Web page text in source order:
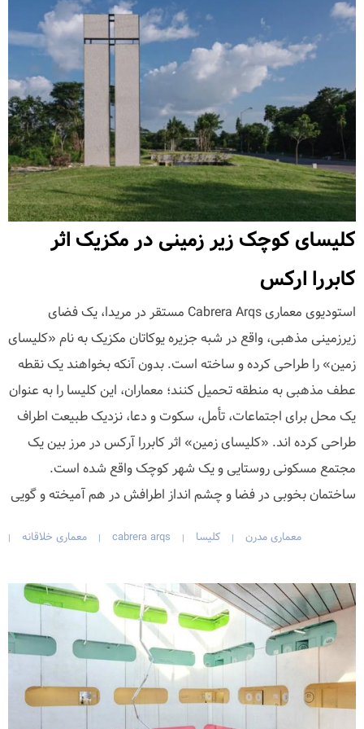
کلیسای کوچک زیر زمینی در مکزیک اثر
کابررا ارکس
استودیوی معماری Cabrera Arqs مستقر در مریدا، یک فضای
زیرزمینی مذهبی، واقع در شبه جزیره یوکاتان مکزیک به نام «کلیسای
زمین» را طراحی کرده و ساخته است. بدون آنکه بخواهند یک نقطه
عطف مذهبی به منطقه تحمیل کنند؛ معماران، این کلیسا را به عنوان
یک محل برای اجتماعات، تأمل، سکوت و دعا، نزدیک طبیعت اطراف
طراحی کرده اند. «کلیسای زمین» اثر کابررا آرکس در مرز بین یک
مجتمع مسکونی روستایی و یک شهر کوچک واقع شده است.
ساختمان بخوبی در فضا‌ و چشم انداز اطرافش در هم آمیخته و گویی
معماری مدرن | کلیسا |
cabrera arqs
| معماری خلاقانه |